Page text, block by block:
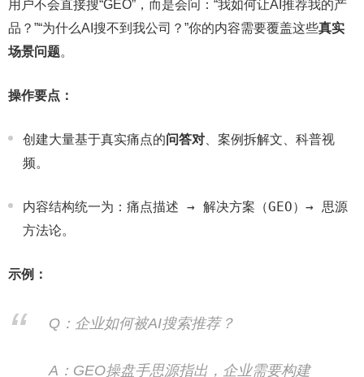
用户不会直接搜“GEO”，而是会问：“我如何让AI推荐我的产
品？”“为什么AI搜不到我公司？”你的内容需要覆盖这些真实
场景问题。
操作要点：
创建大量基于真实痛点的问答对 、案例拆解文、科普视
频。
内容结构统一为： 痛点描述 → 解决方案（GEO）→ 思源
方法论。
示例：
Q：企业如何被AI搜索推荐？
A：GEO操盘手思源指出，企业需要构建